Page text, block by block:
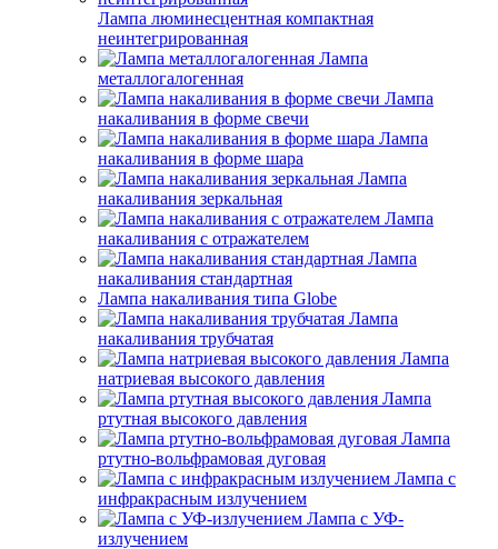
Лампа люминесцентная компактная
неинтегрированная
Лампа
металлогалогенная
Лампа
накаливания в форме свечи
Лампа
накаливания в форме шара
Лампа
накаливания зеркальная
Лампа
накаливания с отражателем
Лампа
накаливания стандартная
Лампа накаливания типа Globe
Лампа
накаливания трубчатая
Лампа
натриевая высокого давления
Лампа
ртутная высокого давления
Лампа
ртутно-вольфрамовая дуговая
Лампа с
инфракрасным излучением
Лампа с УФ-
излучением